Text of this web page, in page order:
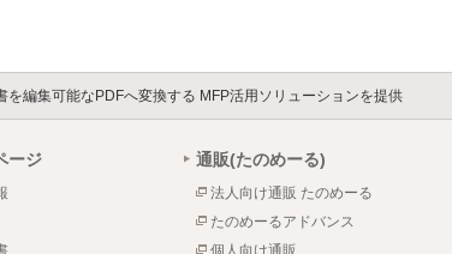
を編集可能なPDFへ変換する MFP活用ソリューションを提供
ージ 通販(たのめーる)
法人向け通販 たのめーる
たのめーるアドバンス
個人向け通販